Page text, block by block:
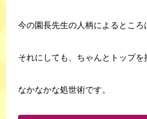
今の園長先生の人柄によるとこ
それにしても、ちゃんとトップを
なかなかな処世術です。